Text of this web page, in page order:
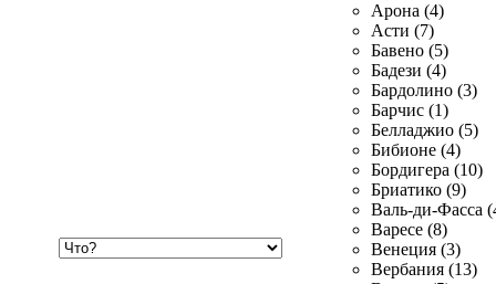
Арона (4)
Асти (7)
Бавено (5)
Бадези (4)
Бардолино (3)
Барчис (1)
Белладжио (5)
Бибионе (4)
Бордигера (10)
Бриатико (9)
Валь-ди-Фасса
Варесе (8)
Венеция (3)
Вербания (13)